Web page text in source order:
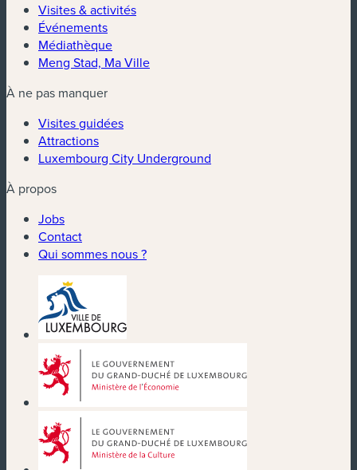
Visites & activités
Événements
Médiathèque
Meng Stad, Ma Ville
À ne pas manquer
Visites guidées
Attractions
Luxembourg City Underground
À propos
Jobs
Contact
Qui sommes nous ?